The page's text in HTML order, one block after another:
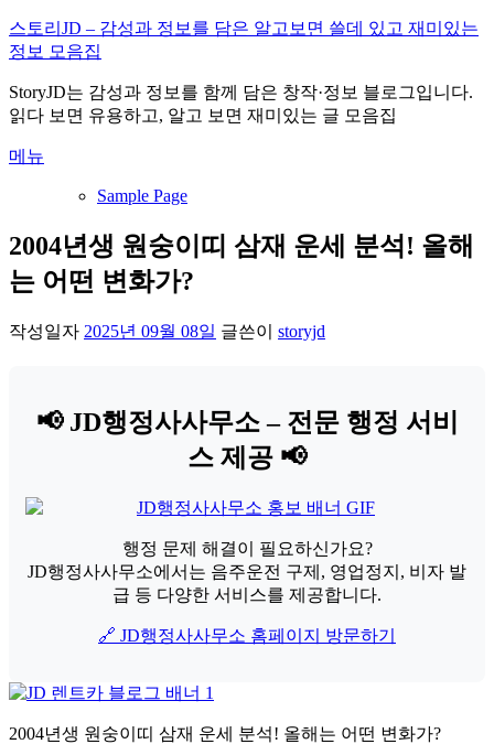
내
용
로
바
가
스토리JD – 감성과 정보를 담은 알고보면 쓸데 있고 재미있는
정보 모음집
StoryJD는 감성과 정보를 함께 담은 창작·정보 블로그입니다.
읽다 보면 유용하고, 알고 보면 재미있는 글 모음집
메뉴
Sample Page
2004년생 원숭이띠 삼재 운세 분석! 올해
는 어떤 변화가?
작성일자 2025년 09월 08일 글쓴이 storyjd
📢 JD행정사사무소 – 전문 행정 서비
스 제공 📢
행정 문제 해결이 필요하신가요?
JD행정사사무소에서는 음주운전 구제, 영업정지, 비자 발
급 등 다양한 서비스를 제공합니다.
🔗 JD행정사사무소 홈페이지 방문하기
2004년생 원숭이띠 삼재 운세 분석! 올해는 어떤 변화가?